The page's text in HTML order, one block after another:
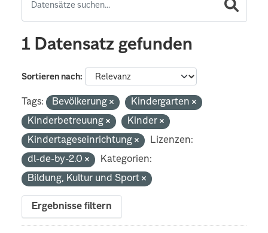
1 Datensatz gefunden
Sortieren nach
Tags: Bevölkerung
Kindergarten
Kinderbetreuung
Kinder
Kindertageseinrichtung
Lizenzen:
dl-de-by-2.0
Kategorien:
Bildung, Kultur und Sport
Ergebnisse filtern